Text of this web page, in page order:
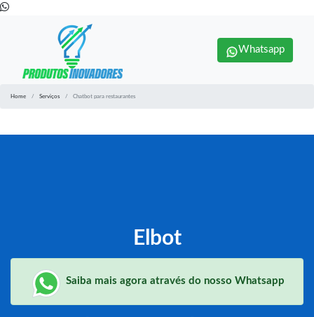
Whatsapp
Home Serviços Chatbot para restaurantes
Elbot
Saiba mais agora através do nosso Whatsapp